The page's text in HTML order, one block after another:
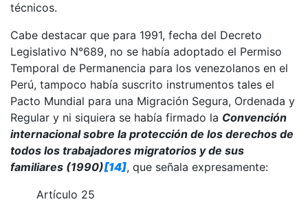
técnicos.
Cabe destacar que para 1991, fecha del Decreto
Legislativo N°689, no se había adoptado el Permiso
Temporal de Permanencia para los venezolanos en el
Perú, tampoco había suscrito instrumentos tales el
Pacto Mundial para una Migración Segura, Ordenada y
Regular y ni siquiera se había firmado la Convención
internacional sobre la protección de los derechos de
todos los trabajadores migratorios y de sus
familiares (1990)[14], que señala expresamente:
Artículo 25